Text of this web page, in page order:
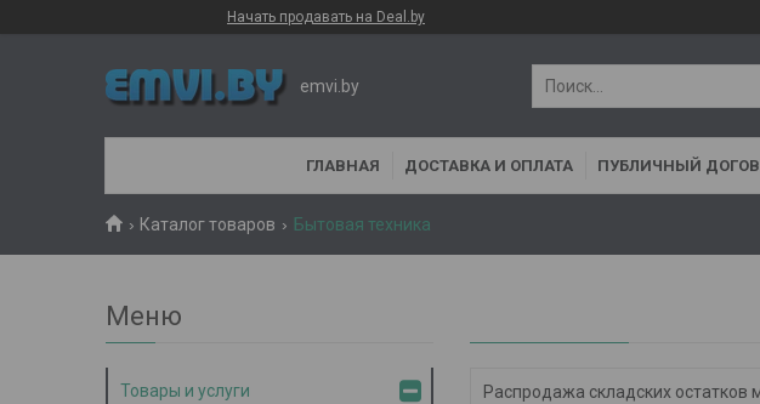
Начать продавать на Deal.by
emvi.by
ГЛАВНАЯ ДОСТАВКА И ОПЛАТА ПУБЛИЧНЫЙ
Каталог товаров Бытовая техника
Распродажа складских остатков
Товары и услуги